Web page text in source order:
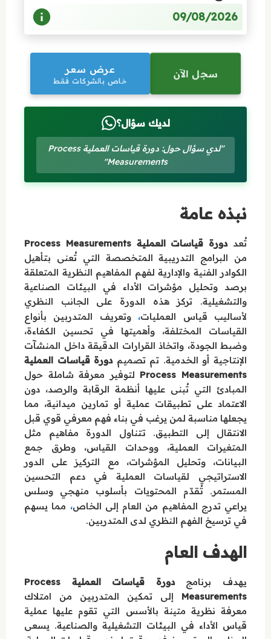
09/08/2026
سجل الآن عرض سعر
خاص بالشركات فقط
لديك سؤال؟
"لدي سؤال حول: دورة قياسات العملية Process
Measurements"
نبذه عامة
تُعددورة قياسات العملية Process Measurements
من البرامج التدريبية المتخصصة التي تُعنى بتأهيل
الكوادر الفنية والإدارية لفهم المفاهيم النظرية المتعلقة
برصد وتحليل مؤشرات الأداء في البيئات الصناعية
والتشغيلية. تركز هذه الدورة على الجانب النظري
لأساليب قياس العمليات، وتعريف المتدربين بأنواع
القياسات المختلفة، وأهميتها في تحسين الكفاءة،
وضبط الجودة، واتخاذ القرارات الدقيقة داخل المنشآت
الإنتاجية أو الخدمية. تم تصميمدورة قياسات العملية
Process Measurements لتوفير معرفة شاملة حول
المبادئ التي تُبنى عليها أنظمة الرقابة والرصد، دون
الاعتماد على تطبيقات عملية أو تمارين ميدانية، مما
يجعلها مناسبة لمن يرغب في بناء فهم معرفي قوي قبل
الانتقال إلى التطبيق. تتناول الدورة مفاهيم مثل
المتغيرات العملية، ووحدات القياس، وطرق جمع
البيانات، وتحليل المؤشرات، مع التركيز على الدور
الاستراتيجي لقياسات العملية في دعم التحسين
المستمر. تُقدّم المحتويات بأسلوب منهجي وسلس
يراعي تدرج المفاهيم من العام إلى الخاص، مما يسهم
في ترسيخ الفهم النظري لدى المتدربين.
الهدف العام
يهدف برنامج
دورة قياسات العملية Process
Measurements إلى تمكين المتدربين من امتلاك
معرفة نظرية متينة بالأسس التي تقوم عليها عملية
قياس الأداء في البيئات التشغيلية والصناعية. يسعى